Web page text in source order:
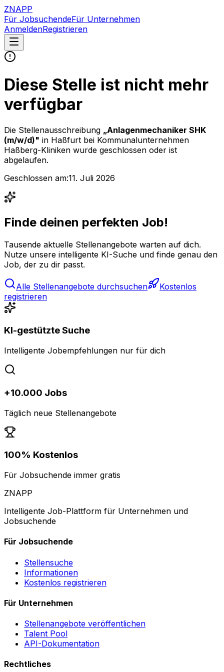
ZNAPP
Für JobsuchendeFür Unternehmen
AnmeldenRegistrieren
Diese Stelle ist nicht mehr
verfügbar
Die Stellenausschreibung „Anlagenmechaniker SHK
(m/w/d)" in Haßfurt bei Kommunalunternehmen
Haßberg-Kliniken wurde geschlossen oder ist
abgelaufen.
Geschlossen am:11. Juli 2026
Finde deinen perfekten Job!
Tausende aktuelle Stellenangebote warten auf dich.
Nutze unsere intelligente KI-Suche und finde genau den
Job, der zu dir passt.
Alle Stellenangebote durchsuchen
Kostenlos
registrieren
KI-gestützte Suche
Intelligente Jobempfehlungen nur für dich
+10.000 Jobs
Täglich neue Stellenangebote
100% Kostenlos
Für Jobsuchende immer gratis
ZNAPP
Intelligente Job-Plattform für Unternehmen und
Jobsuchende
Für Jobsuchende
Stellensuche
Informationen
Kostenlos registrieren
Für Unternehmen
Stellenangebote veröffentlichen
Talent Pool
API-Dokumentation
Rechtliches